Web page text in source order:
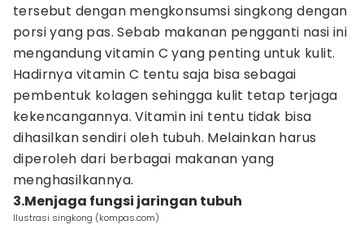
tersebut dengan mengkonsumsi singkong dengan
porsi yang pas. Sebab makanan pengganti nasi ini
mengandung vitamin C yang penting untuk kulit.
Hadirnya vitamin C tentu saja bisa sebagai
pembentuk kolagen sehingga kulit tetap terjaga
kekencangannya. Vitamin ini tentu tidak bisa
dihasilkan sendiri oleh tubuh. Melainkan harus
diperoleh dari berbagai makanan yang
menghasilkannya.
3.Menjaga fungsi jaringan tubuh
Ilustrasi singkong (kompas.com)